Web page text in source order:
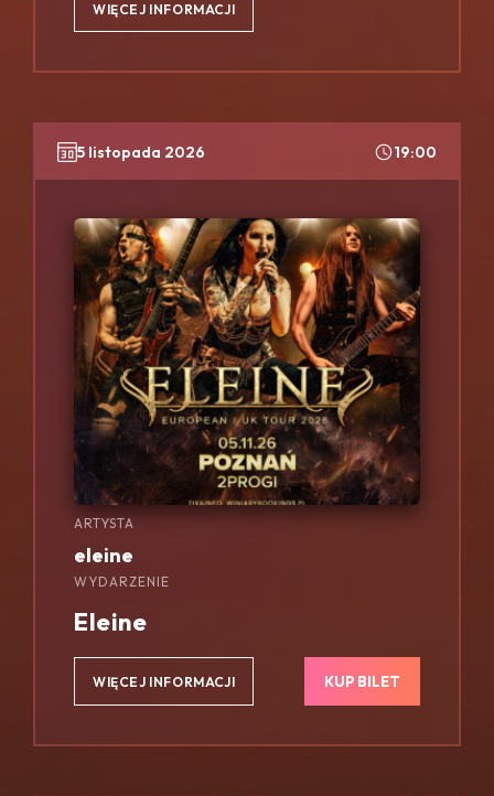
WIĘCEJ INFORMACJI
5 listopada 2026 19:00
ARTYSTA
eleine
WYDARZENIE
Eleine
WIĘCEJ INFORMACJI KUP BILET